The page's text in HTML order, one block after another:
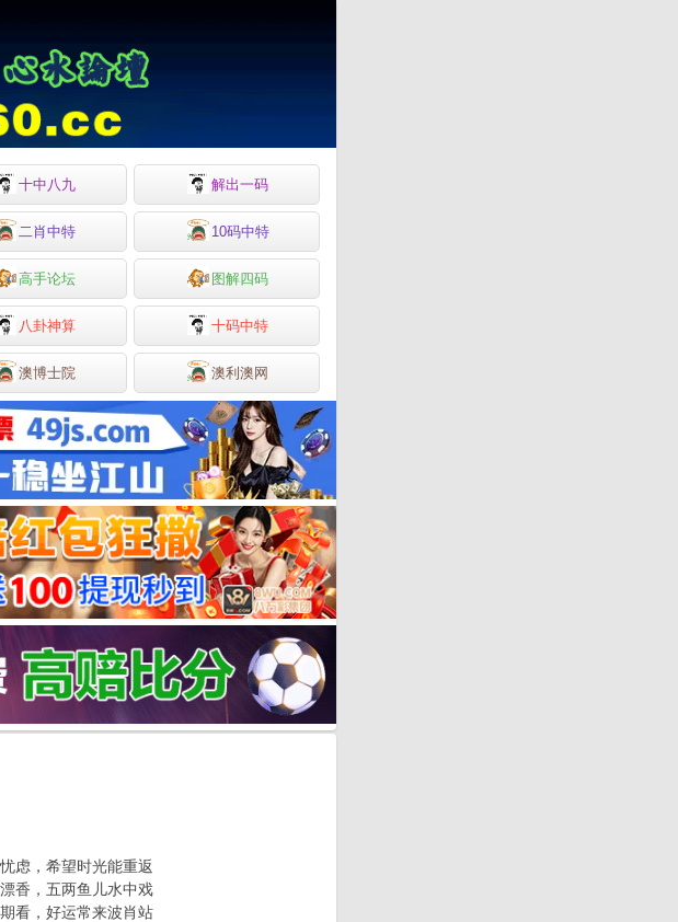
十中八九 解出一码
二肖中特 10码中特
高手论坛 图解四码
八卦神算 十码中特
澳博士院 澳利澳网
虑，希望时光能重返
香，五两鱼儿水中戏
看，好运常来波肖站